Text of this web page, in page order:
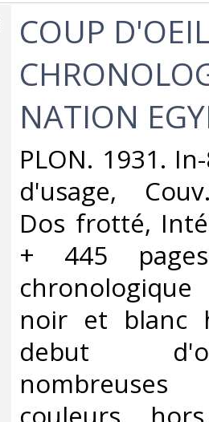
‎COUP
NATION
‎PLON. 1931.
d'usage,
Dos frotté,
+ 445
noir et blanc
debut